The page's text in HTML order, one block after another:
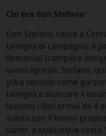
Chi era don Stefano
Don Stefano nasce a
famiglia di campagna: il
demaniali (campè) e
lavori agricoli. Stefano,
già a servizio come
famiglia a sbarcare il
lasciato i libri ormai da 4
subito con il fermo
santo a qualunque costo